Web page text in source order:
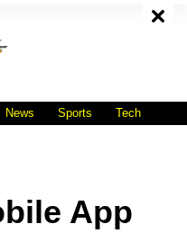
News Sports Tech
App